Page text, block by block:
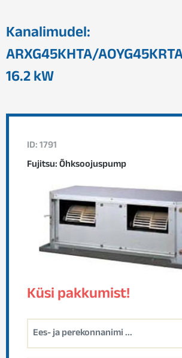
Kanalimudel:
ARXG45KHTA/
16.2 kW
ID: 1791
Fujitsu: Õhksoojuspump
Küsi pakkumist!